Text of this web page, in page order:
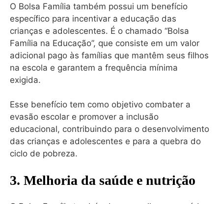
O Bolsa Família também possui um benefício
específico para incentivar a educação das
crianças e adolescentes. É o chamado “Bolsa
Família na Educação”, que consiste em um valor
adicional pago às famílias que mantêm seus filhos
na escola e garantem a frequência mínima
exigida.
Esse benefício tem como objetivo combater a
evasão escolar e promover a inclusão
educacional, contribuindo para o desenvolvimento
das crianças e adolescentes e para a quebra do
ciclo de pobreza.
3. Melhoria da saúde e nutrição